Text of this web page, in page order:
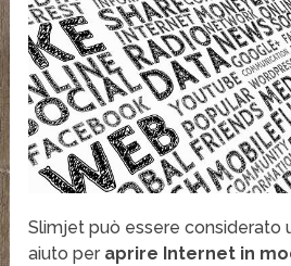
Slimjet può essere considerato
aiuto per aprire Internet in